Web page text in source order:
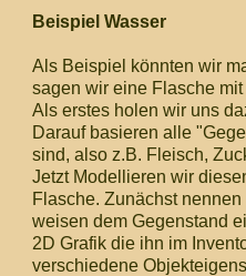
Beispiel Wasser
Als Beispiel könnten wir
sagen wir eine Flasche mit
Als erstes holen wir uns
Darauf basieren alle
sind, also z.B. Fleisch,
Jetzt Modellieren wir
Flasche. Zunächst
weisen dem Gegenstand
2D Grafik die ihn im
verschiedene